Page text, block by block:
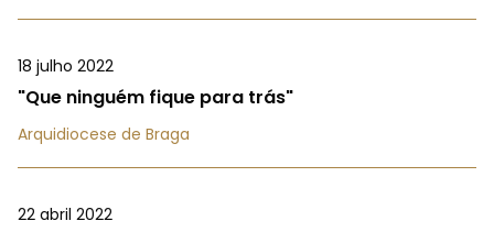
18 julho 2022
"Que ninguém fique para trás"
Arquidiocese de Braga
22 abril 2022